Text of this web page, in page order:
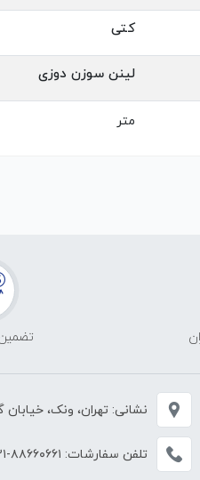
کتی
لینن سوزن دوزی
متر
نشانی: تهران، ونک، خیابان گاندی
تلفن سفارشات: ۸۸۶۶۰۶۶۱-۰۲۱